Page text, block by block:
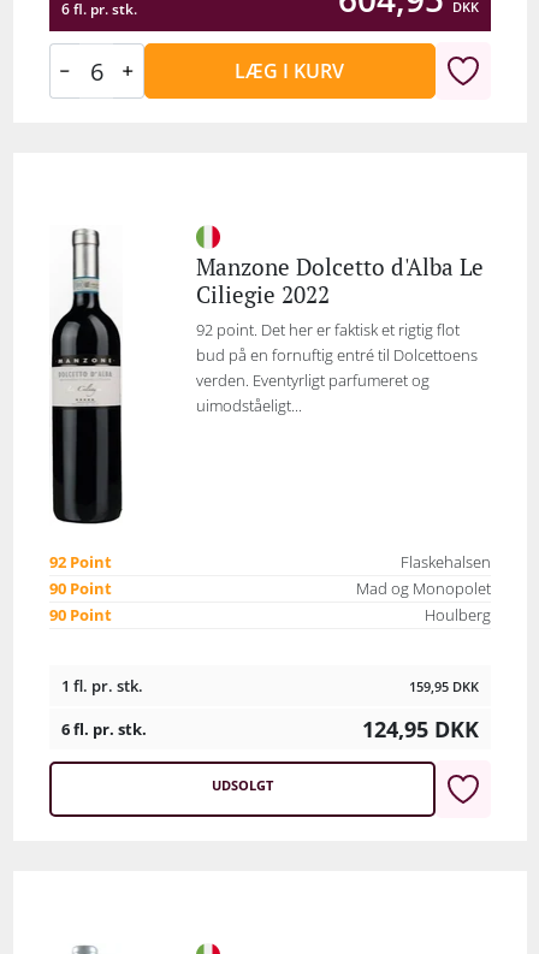
6 fl. pr. stk. DKK
LÆG I KURV
Manzone Dolcetto d'Alba Le
Ciliegie 2022
92 point. Det her er faktisk et rigtig flot
bud på en fornuftig entré til Dolcettoens
verden. Eventyrligt parfumeret og
uimodståeligt...
92 Point
Flaskehalsen
90 Point
Mad og Monopolet
90 Point
Houlberg
1 fl. pr. stk. 159,95 DKK
6 fl. pr. stk. 124,95 DKK
UDSOLGT